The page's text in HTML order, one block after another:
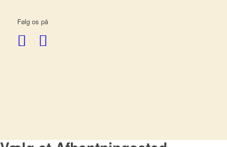
Følg os på